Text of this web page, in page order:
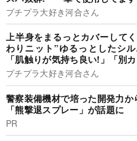
プチプラ大好き河合さん
上半身をまるっとカバーして
わりニット”ゆるっとしたシ
「肌触りが気持ち良い!」「別
プチプラ大好き河合さん
警察装備機材で培った開発力
「熊撃退スプレー」が話題に
PR